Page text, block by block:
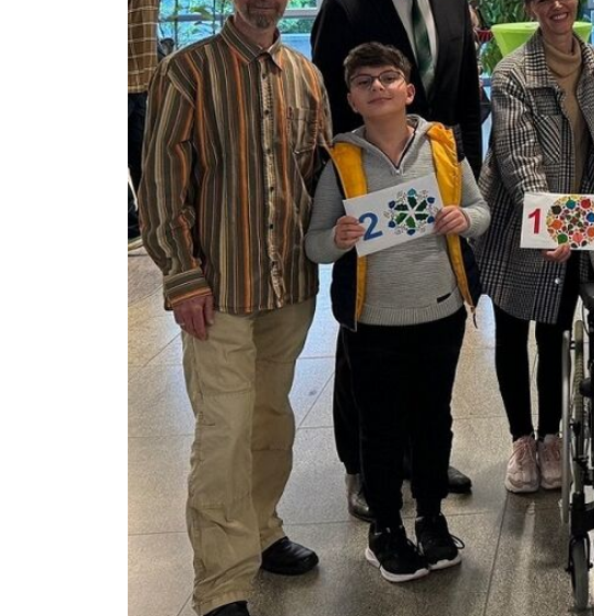
Zweck:
Speicherung Einwilligung
Datenschutzhinweise
Cookie Laufzeit: 1 Jahr
Frontend Benutzer
fe_typo_user
Anbieter: Landratsamt Schweinfurt
Zweck: Anonyme Klickzählung
Cookie Laufzeit: Session
Barrierefreiheit
accessibility
Anbieter: Landratsamt Schweinfurt
Kontrast und Schriftgröße
Cookie Laufzeit: Session